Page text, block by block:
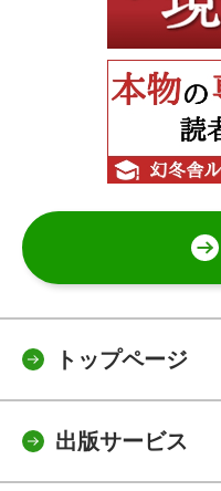
トップページ
出版サービス